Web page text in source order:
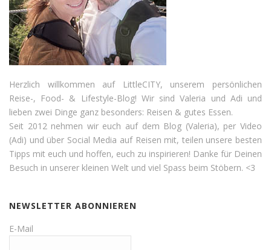
Herzlich willkommen auf LittleCITY, unserem persönlichen
Reise-, Food- & Lifestyle-Blog! Wir sind Valeria und Adi und
lieben zwei Dinge ganz besonders: Reisen & gutes Essen.
Seit 2012 nehmen wir euch auf dem Blog (Valeria), per Video
(Adi) und über Social Media auf Reisen mit, teilen unsere besten
Tipps mit euch und hoffen, euch zu inspirieren! Danke für Deinen
Besuch in unserer kleinen Welt und viel Spass beim Stöbern. <3
NEWSLETTER ABONNIEREN
E-Mail